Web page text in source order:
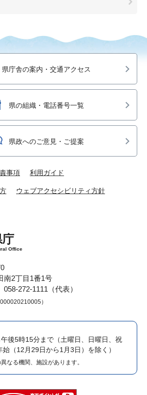
県庁舎の案内・交通アクセス
県の組織・電話番号一覧
県政へのご意見・ご提案
事項 利用ガイド
ウェブアクセシビリティ方針
庁
Office
南2丁目1番1号
272-1111（代表）
）
後5時15分まで （土曜日、日曜日、祝
始（12月29日から1月3日）を除く）
なる機関、施設があります。